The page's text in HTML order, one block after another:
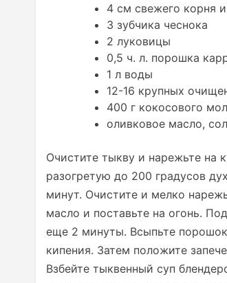
4 см свежего корня
3 зубчика чеснока
2 луковицы
0,5 ч. л. порошка
1 л воды
12-16 крупных
400 г кокосового
оливковое масло,
Очистите тыкву и нарежьте на
разогретую до 200 градусов
минут. Очистите и мелко
масло и поставьте на огонь.
еще 2 минуты. Всыпьте
кипения. Затем положите
Взбейте тыквенный суп